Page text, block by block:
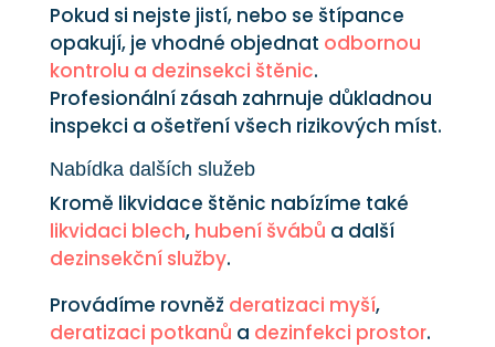
Pokud si nejste jistí, nebo se štípance
opakují, je vhodné objednat odbornou
kontrolu a dezinsekci štěnic.
Profesionální zásah zahrnuje důkladnou
inspekci a ošetření všech rizikových míst.
Nabídka dalších služeb
Kromě likvidace štěnic nabízíme také
likvidaci blech, hubení švábů a další
dezinsekční služby.
Provádíme rovněž deratizaci myší,
deratizaci potkanů a dezinfekci prostor.